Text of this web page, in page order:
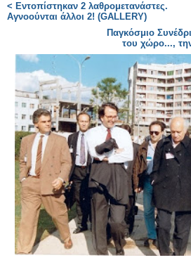
< Εντοπίστηκαν 2 λαθρομετανάστες.
Αγνοούνται άλλοι 2! (GALLERY)
Παγκόσμιο
του χώρο...,